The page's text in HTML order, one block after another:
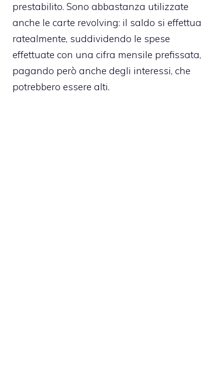
prestabilito. Sono abbastanza utilizzate
anche le carte revolving: il saldo si effettua
ratealmente, suddividendo le spese
effettuate con una cifra mensile prefissata,
pagando però anche degli interessi, che
potrebbero essere alti.